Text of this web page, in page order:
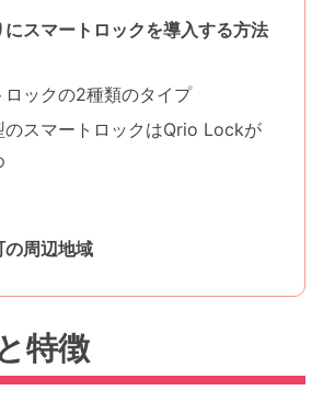
スマートロックを導入する方法
ロックの2種類のタイプ
のスマートロックはQrio Lockが
の周辺地域
特徴